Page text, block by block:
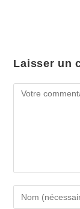
Laisser un